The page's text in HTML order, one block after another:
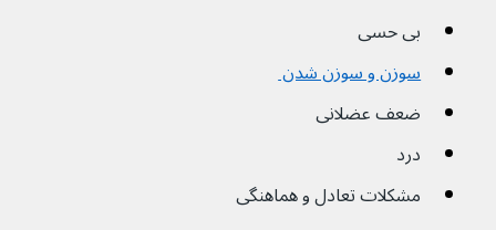
بی حسی
سوزن و سوزن شدن
ضعف عضلانی
درد
مشکلات تعادل و هماهنگی